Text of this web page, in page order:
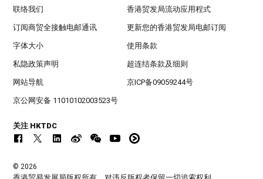
联络我们 香港贸发局流动应用程式
订阅商贸全接触电邮通讯 更新您的香港贸发局电邮订阅
字体大小 使用条款
私隐政策声明 超连结条款及细则
网站导航 京ICP备09059244号
京公网安备 11010102003523号
关注 HKTDC
© 2026